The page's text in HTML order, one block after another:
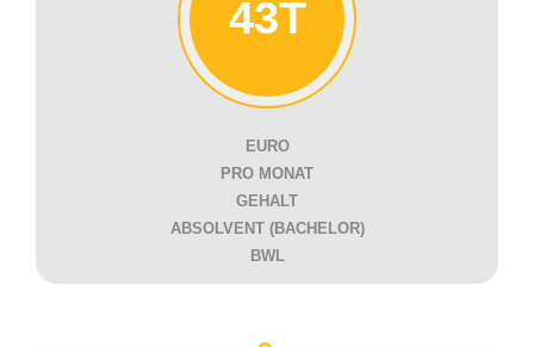
43T
EURO
PRO MONAT
GEHALT
ABSOLVENT (BACHELOR)
BWL